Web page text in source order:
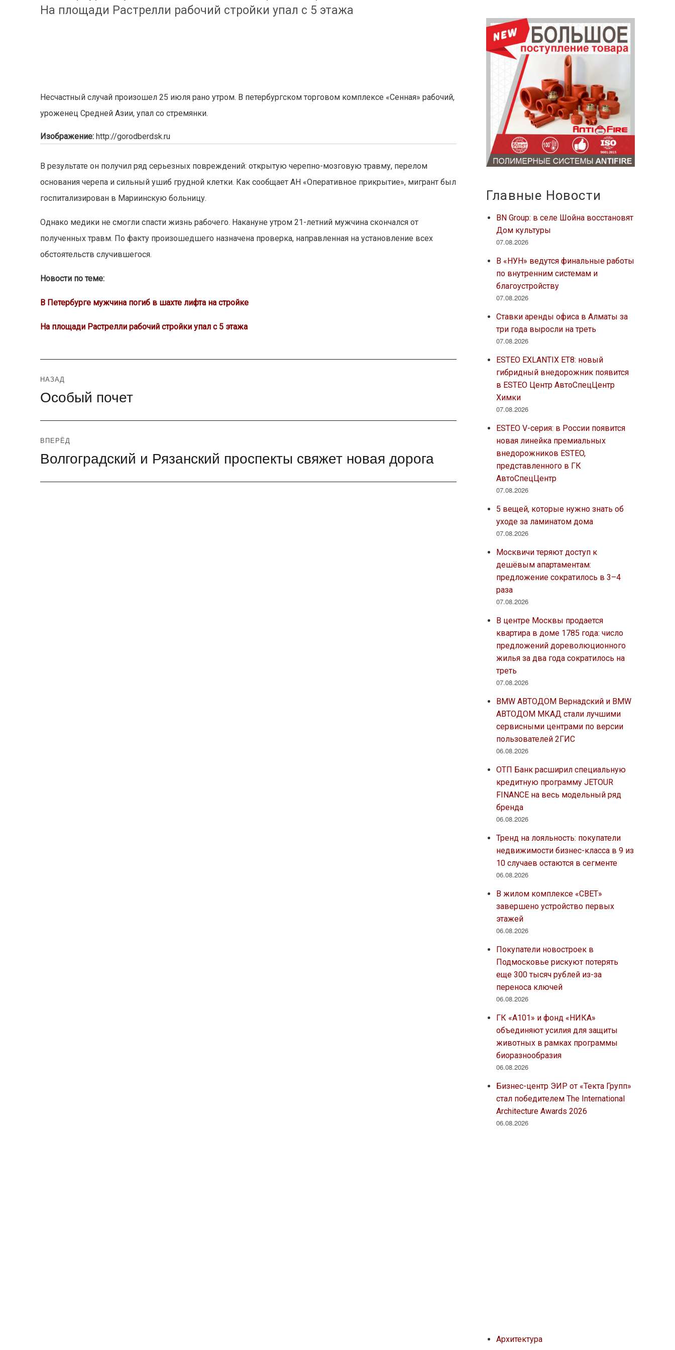
На площади Растрелли рабочий стройки упал с 5 этажа
Несчастный случай произошел 25 июля рано утром. В петербургском торговом комплексе «Сенная» рабочий,
уроженец Средней Азии, упал со стремянки.
Изображение:http://gorodberdsk.ru
В результате он получил ряд серьезных повреждений: открытую черепно-мозговую травму, перелом
основания черепа и сильный ушиб грудной клетки. Как сообщает АН «Оперативное прикрытие», мигрант был
госпитализирован в Мариинскую больницу.
Однако медики не смогли спасти жизнь рабочего. Накануне утром 21-летний мужчина скончался от
полученных травм. По факту произошедшего назначена проверка, направленная на установление всех
обстоятельств случившегося.
Новости по теме:
В Петербурге мужчина погиб в шахте лифта на стройке
На площади Растрелли рабочий стройки упал с 5 этажа
Навигация
по
записям
НАЗАД
Предыдущая
Особый почет
ВПЕРЁД
Следующая
Волгоградский и Рязанский проспекты свяжет новая дорога
Главные Новости
BN Group: в селе Шойна восстановят
Дом культуры
07.08.2026
В «НУН» ведутся финальные работы
по внутренним системам и
благоустройству
07.08.2026
Ставки аренды офиса в Алматы за
три года выросли на треть
07.08.2026
ESTEO EXLANTIX ET8: новый
гибридный внедорожник появится
в ESTEO Центр АвтоСпецЦентр
Химки
07.08.2026
ESTEO V-серия: в России появится
новая линейка премиальных
внедорожников ESTEO,
представленного в ГК
АвтоСпецЦентр
07.08.2026
5 вещей, которые нужно знать об
уходе за ламинатом дома
07.08.2026
Москвичи теряют доступ к
дешёвым апартаментам:
предложение сократилось в 3–4
раза
07.08.2026
В центре Москвы продается
квартира в доме 1785 года: число
предложений дореволюционного
жилья за два года сократилось на
треть
07.08.2026
BMW АВТОДОМ Вернадский и BMW
АВТОДОМ МКАД стали лучшими
сервисными центрами по версии
пользователей 2ГИС
06.08.2026
ОТП Банк расширил специальную
кредитную программу JETOUR
FINANCE на весь модельный ряд
бренда
06.08.2026
Тренд на лояльность: покупатели
недвижимости бизнес-класса в 9 из
10 случаев остаются в сегменте
06.08.2026
В жилом комплексе «СВЕТ»
завершено устройство первых
этажей
06.08.2026
Покупатели новостроек в
Подмосковье рискуют потерять
еще 300 тысяч рублей из-за
переноса ключей
06.08.2026
ГК «А101» и фонд «НИКА»
объединяют усилия для защиты
животных в рамках программы
биоразнообразия
06.08.2026
Бизнес-центр ЭИР от «Текта Групп»
стал победителем The International
Architecture Awards 2026
06.08.2026
Архитектура